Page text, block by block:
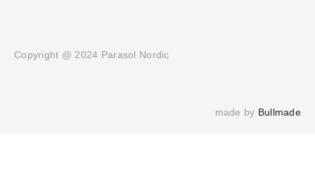
Copyright @ 2024 Parasol Nordic
made by Bullmade